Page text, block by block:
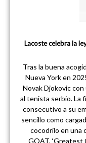
Lacoste celebra la
Tras la buena
Nueva York en
Novak Djokovic
al tenista serbio. La
consecutivo a su
sencillo como
cocodrilo en una
GOAT, ‘Greatest